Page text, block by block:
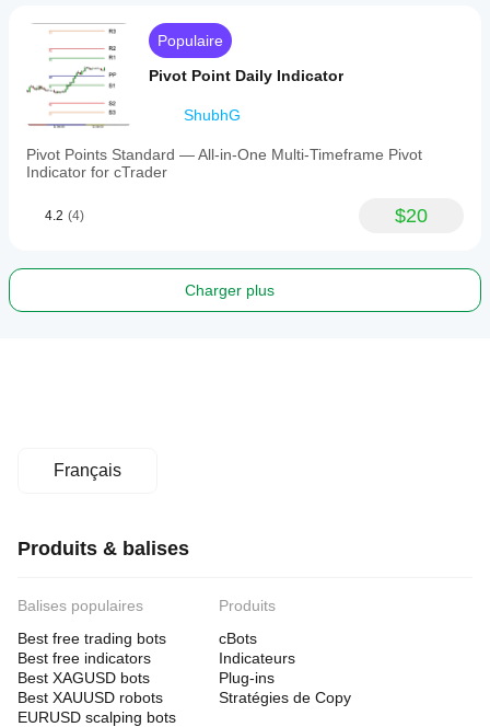
Populaire
Pivot Point Daily Indicator
ShubhG
Pivot Points Standard — All-in-One Multi-Timeframe Pivot
Indicator for cTrader
4.2 (4) $20
Charger plus
Français
Produits & balises
Balises populaires
Best free trading bots
Best free indicators
Best XAGUSD bots
Best XAUUSD robots
EURUSD scalping bots
Produits
cBots
Indicateurs
Plug-ins
Stratégies de Copy